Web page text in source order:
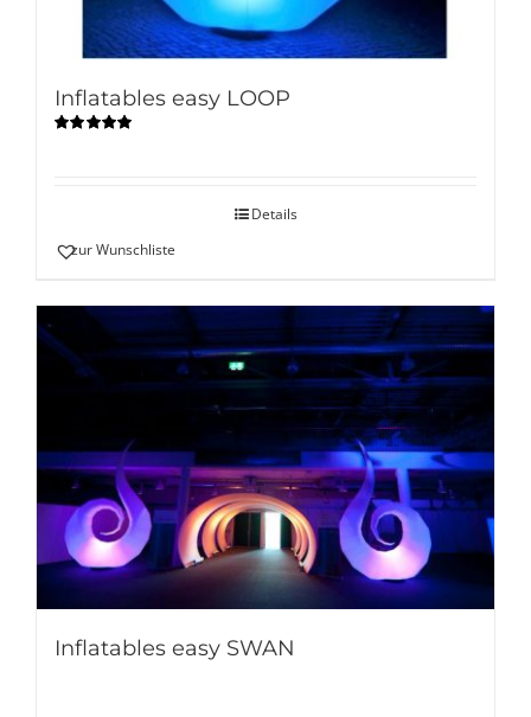
Inflatables easy LOOP
Details
zur Wunschliste
Inflatables easy SWAN